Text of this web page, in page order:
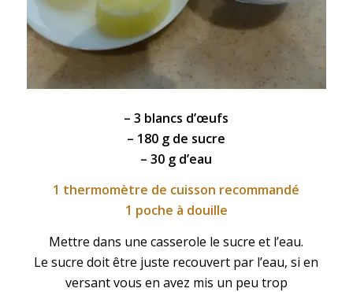
– 3 blancs d’œufs
– 180 g de sucre
– 30 g d’eau
1 thermomètre de cuisson recommandé
1 poche à douille
Mettre dans une casserole le sucre et l’eau.
Le sucre doit être juste recouvert par l’eau, si en
versant vous en avez mis un peu trop